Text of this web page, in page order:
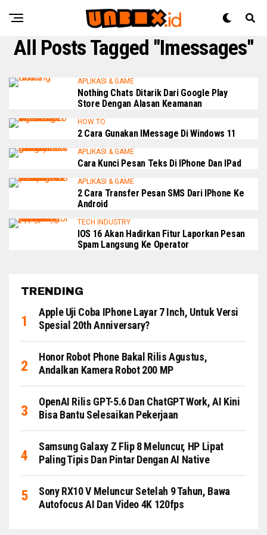
All Posts Tagged "imessages"
APLIKASI & GAME
Nothing Chats Ditarik Dari Google Play
Store Dengan Alasan Keamanan
HOW TO
2 Cara Gunakan IMessage Di Windows 11
APLIKASI & GAME
Cara Kunci Pesan Teks Di IPhone Dan IPad
APLIKASI & GAME
2 Cara Transfer Pesan SMS Dari IPhone Ke
Android
TECH INDUSTRY
IOS 16 Akan Hadirkan Fitur Laporkan Pesan
Spam Langsung Ke Operator
TRENDING
Apple Uji Coba IPhone Layar 7 Inch, Untuk Versi
Spesial 20th Anniversary?
Honor Robot Phone Bakal Rilis Agustus,
Andalkan Kamera Robot 200 MP
OpenAI Rilis GPT-5.6 Dan ChatGPT Work, AI Kini
Bisa Bantu Selesaikan Pekerjaan
Samsung Galaxy Z Flip 8 Meluncur, HP Lipat
Paling Tipis Dan Pintar Dengan AI Native
Sony RX10 V Meluncur Setelah 9 Tahun, Bawa
Autofocus AI Dan Video 4K 120fps